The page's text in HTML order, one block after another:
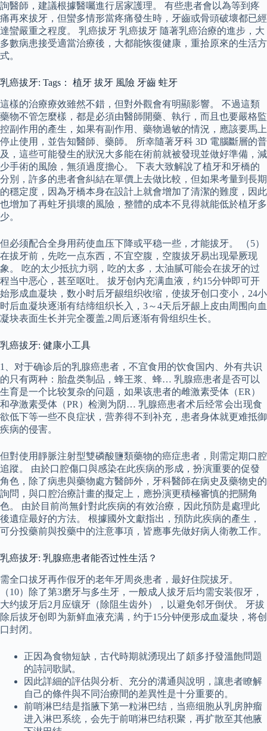
詢醫師，建議根據醫囑進行居家護理。 有些患者會以為等到疼
痛再來拔牙，但蠻多情形當疼痛發生時，牙齒或骨頭破壞都已經
達蠻嚴重之程度。 乳癌拔牙 乳癌拔牙 隨著乳癌治療的進步，大
多數病患接受適當治療後，大都能恢復健康，重拾原來的生活方
式。
乳癌拔牙: Tags： 植牙 拔牙 風險 牙齒 蛀牙
這樣的治療療效雖然不錯，但對外觀會有明顯影響。 不過這類
藥物不管怎麼樣，都是必須由醫師開藥、執行，而且也要嚴格監
控副作用的產生，如果有副作用、藥物過敏的情況，應該要馬上
停止使用，並告知醫師、藥師。 所幸隨著牙科 3D 電腦斷層的普
及，這些可能發生的狀況大多能在術前就被發現並做好準備，減
少手術的風險，無須過度擔心。 下表大致解說了植牙和牙橋的
分別，許多的患者會糾結在單價上去做比較，但如果考量到長期
的穩定度，因為牙橋本身在設計上就會增加了清潔的難度，因此
也增加了再蛀牙損壞的風險，整體的成本不見得就能低於植牙多
少。
但必须配合全身用药使血压下降或平稳一些，才能拔牙。 （5）
在拔牙前，先吃一点东西，不宜空腹，空腹拔牙易出现晕厥现
象。 吃的太少抵抗力弱，吃的太多，太油腻可能会在拔牙的过
程当中恶心，甚至呕吐。 拔牙创内充满血液，约15分钟即可开
始形成血凝块，数小时后牙龈组织收缩，使拔牙创口变小，24小
时后血凝块逐渐有结缔组织长入，3～4天后牙龈上皮由周围向血
凝块表面生长并完全覆盖,2周后逐渐有骨组织生长。
乳癌拔牙: 健康小工具
1、对于确诊后的乳腺癌患者，不宜食用的饮食国内、外有共识
的只有两种：胎盘类制品，蜂王浆、蜂… 乳腺癌患者是否可以
生育是一个比较复杂的问题，如果该患者的雌激素受体（ER）
和孕激素受体（PR）检测为阴… 乳腺癌患者术后经常会出现食
欲低下等一些不良症状，营养得不到补充，患者身体就更难抵御
疾病的侵害。
但對使用靜脈注射型雙磷酸鹽類藥物的癌症患者，則需定期口腔
追蹤。 由於口腔傷口與感染在此疾病的形成，扮演重要的促發
角色，除了病患與藥物處方醫師外，牙科醫師在病史及藥物史的
詢問，與口腔治療計畫的擬定上，應扮演更積極審慎的把關角
色。 由於目前尚無針對此疾病的有效治療，因此預防是處理此
後遺症最好的方法。 根據國外文獻指出，預防此疾病的產生，
可分投藥前與投藥中的注意事項，皆應事先做好病人衛教工作。
乳癌拔牙: 乳腺癌患者能否过性生活？
需全口拔牙再作假牙的老年牙周炎患者，最好住院拔牙。
（10）除了第3磨牙与多生牙，一般成人拔牙后均需安装假牙，
大约拔牙后2月应镶牙（除阻生齿外），以避免邻牙倒伏。 牙拔
除后拔牙创即为新鲜血液充满，约于15分钟便形成血凝块，将创
口封闭。
正因為食物短缺，古代時期就湧現出了頗多抒發溫飽問題
的詩詞歌賦。
因此詳細的評估與分析、充分的溝通與說明，讓患者瞭解
自己的條件與不同治療間的差異性是十分重要的。
前哨淋巴结是指腋下第一粒淋巴结，当癌细胞从乳房肿瘤
进入淋巴系统，会先于前哨淋巴结积聚，再扩散至其他腋